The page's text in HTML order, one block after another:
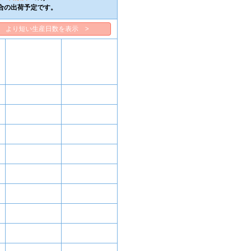
出荷予定です。
より短い生産日数を表示 >